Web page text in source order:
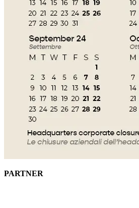
PARTNER